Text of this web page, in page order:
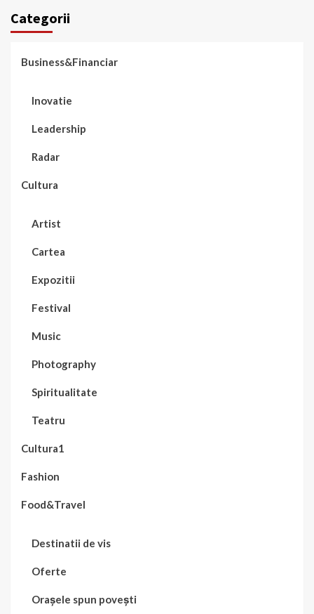
Categorii
Business&Financiar
Inovatie
Leadership
Radar
Cultura
Artist
Cartea
Expozitii
Festival
Music
Photography
Spiritualitate
Teatru
Cultura1
Fashion
Food&Travel
Destinatii de vis
Oferte
Orașele spun povești